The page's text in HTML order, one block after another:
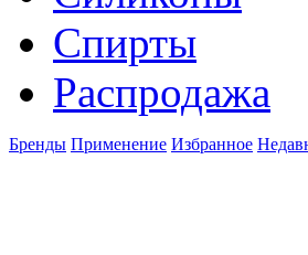
Спирты
Распродажа
Бренды Применение Избранное